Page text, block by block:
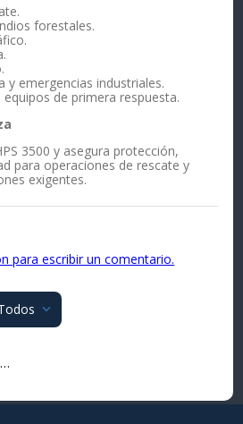
forestales.
y emergencias industriales.
de primera respuesta.
3500 y asegura protección,
para operaciones de rescate y
exigentes.
para escribir un comentario.